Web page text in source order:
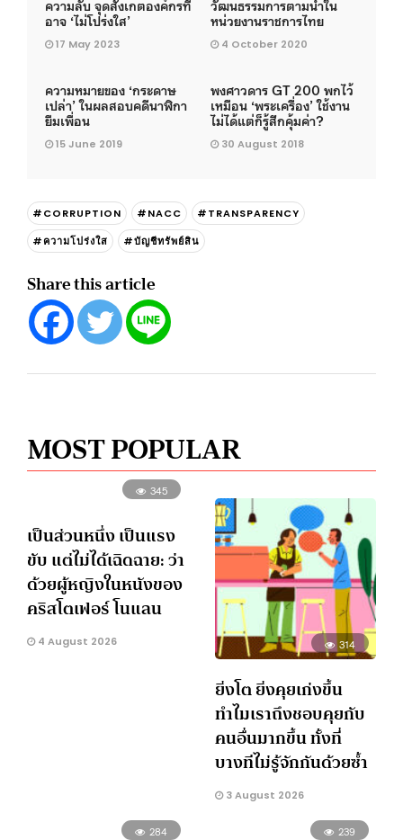
ความลับ จุดสังเกตองค์กรที่
อาจ ‘ไม่โปร่งใส’
17 May 2023
วัฒนธรรมการตามน้ำใน
หน่วยงานราชการไทย
4 October 2020
ความหมายของ ‘กระดาษ
เปล่า’ ในผลสอบคดีนาฬิกา
ยืมเพื่อน
15 June 2019
พงศาวดาร GT 200 พกไว้
เหมือน ‘พระเครื่อง’ ใช้งาน
ไม่ได้แต่ก็รู้สึกคุ้มค่า?
30 August 2018
#CORRUPTION #NACC
#TRANSPARENCY
#ความโปร่งใส
#บัญชีทรัพย์สิน
Share this article
MOST POPULAR
345
เป็นส่วนหนึ่ง เป็นแรง
ขับ แต่ไม่ได้เฉิดฉาย: ว่า
ด้วยผู้หญิงในหนังของ
คริสโตเฟอร์ โนแลน
4 August 2026 314
ยิ่งโต ยิ่งคุยเก่งขึ้น
ทำไมเราถึงชอบคุยกับ
คนอื่นมากขึ้น ทั้งที่
บางทีไม่รู้จักกันด้วยซ้ำ
3 August 2026
284 239